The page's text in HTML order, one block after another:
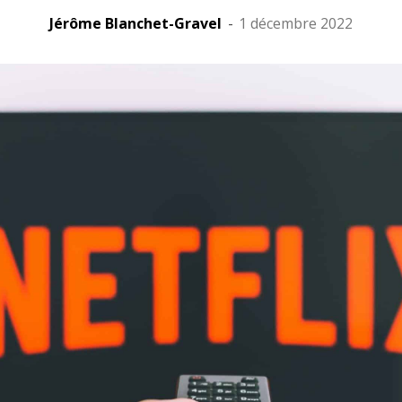
Jérôme Blanchet-Gravel - 1 décembre 2022